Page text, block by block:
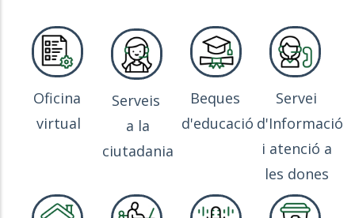
Oficina
virtual
Serveis
a la
ciutadania
Beques
d'educació
Servei
d'Informació
i atenció a
les dones